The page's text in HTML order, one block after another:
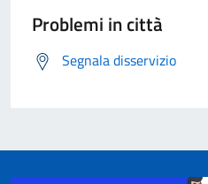
Problemi in città
Segnala disservizio